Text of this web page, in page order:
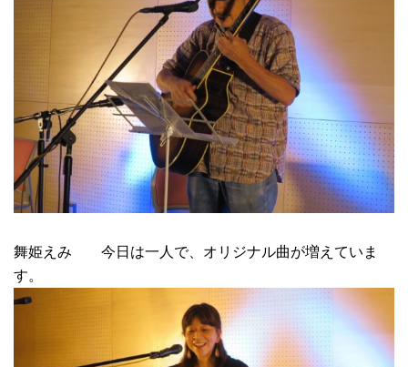
舞姫えみ 今日は一人で、オリジナル曲が増えていま
す。